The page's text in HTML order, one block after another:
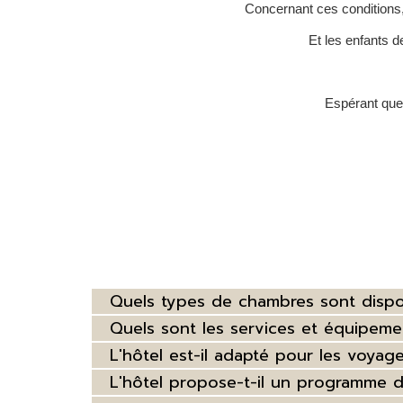
Concernant ces
Et les enfants
Espérant
Quels types de chambres sont
Quels sont les services et
L'hôtel est-il adapté pour les
L'hôtel propose-t-il un programme